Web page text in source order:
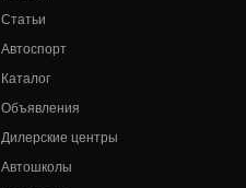
Статьи
Автоспорт
Каталог
Объявления
Дилерские центры
Автошколы